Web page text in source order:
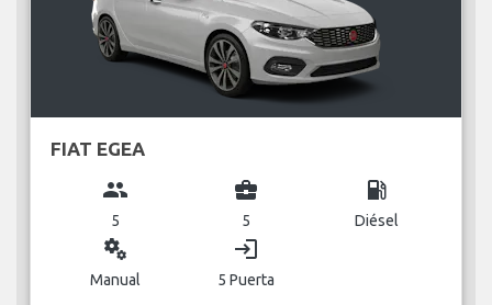
FIAT EGEA
group
5
business_center
5
local_gas_station
Diésel
miscellaneous_services
Manual
login
5 Puerta